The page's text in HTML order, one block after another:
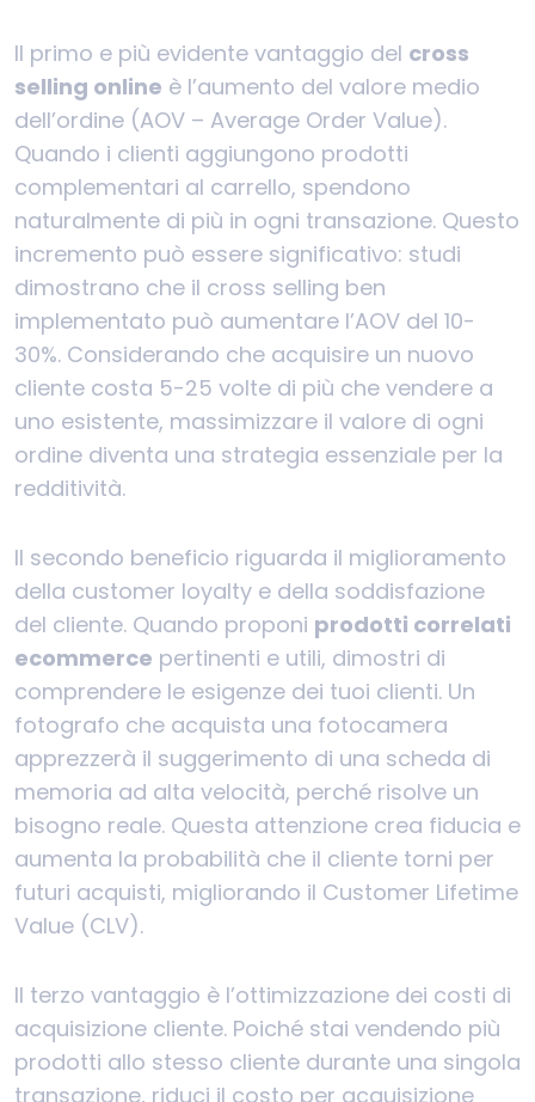
Il primo e più evidente vantaggio del cross
selling online è l’aumento del valore medio
dell’ordine (AOV – Average Order Value).
Quando i clienti aggiungono prodotti
complementari al carrello, spendono
naturalmente di più in ogni transazione. Questo
incremento può essere significativo: studi
dimostrano che il cross selling ben
implementato può aumentare l’AOV del 10-
30%. Considerando che acquisire un nuovo
cliente costa 5-25 volte di più che vendere a
uno esistente, massimizzare il valore di ogni
ordine diventa una strategia essenziale per la
redditività.
Il secondo beneficio riguarda il miglioramento
della customer loyalty e della soddisfazione
del cliente. Quando proponi prodotti correlati
ecommerce pertinenti e utili, dimostri di
comprendere le esigenze dei tuoi clienti. Un
fotografo che acquista una fotocamera
apprezzerà il suggerimento di una scheda di
memoria ad alta velocità, perché risolve un
bisogno reale. Questa attenzione crea fiducia e
aumenta la probabilità che il cliente torni per
futuri acquisti, migliorando il Customer Lifetime
Value (CLV).
Il terzo vantaggio è l’ottimizzazione dei costi di
acquisizione cliente. Poiché stai vendendo più
prodotti allo stesso cliente durante una singola
transazione, riduci il costo per acquisizione